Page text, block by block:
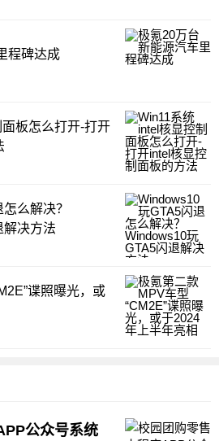
程碑达成
板怎么打开-打开
么解决？
解决方法
谍照曝光，或
公众号系统